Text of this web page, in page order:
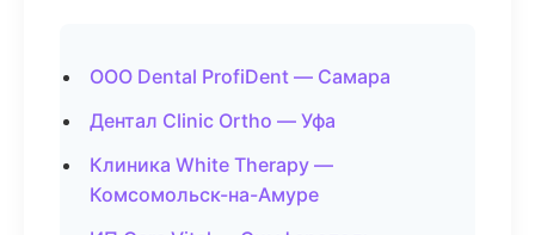
ООО Dental ProfiDent — Самара
Дентал Clinic Ortho — Уфа
Клиника White Therapy —
Комсомольск-на-Амуре